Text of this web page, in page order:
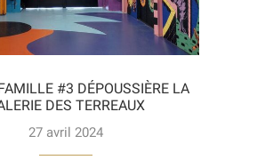
#3 DÉPOUSSIÈRE LA
DES TERREAUX
27 avril 2024